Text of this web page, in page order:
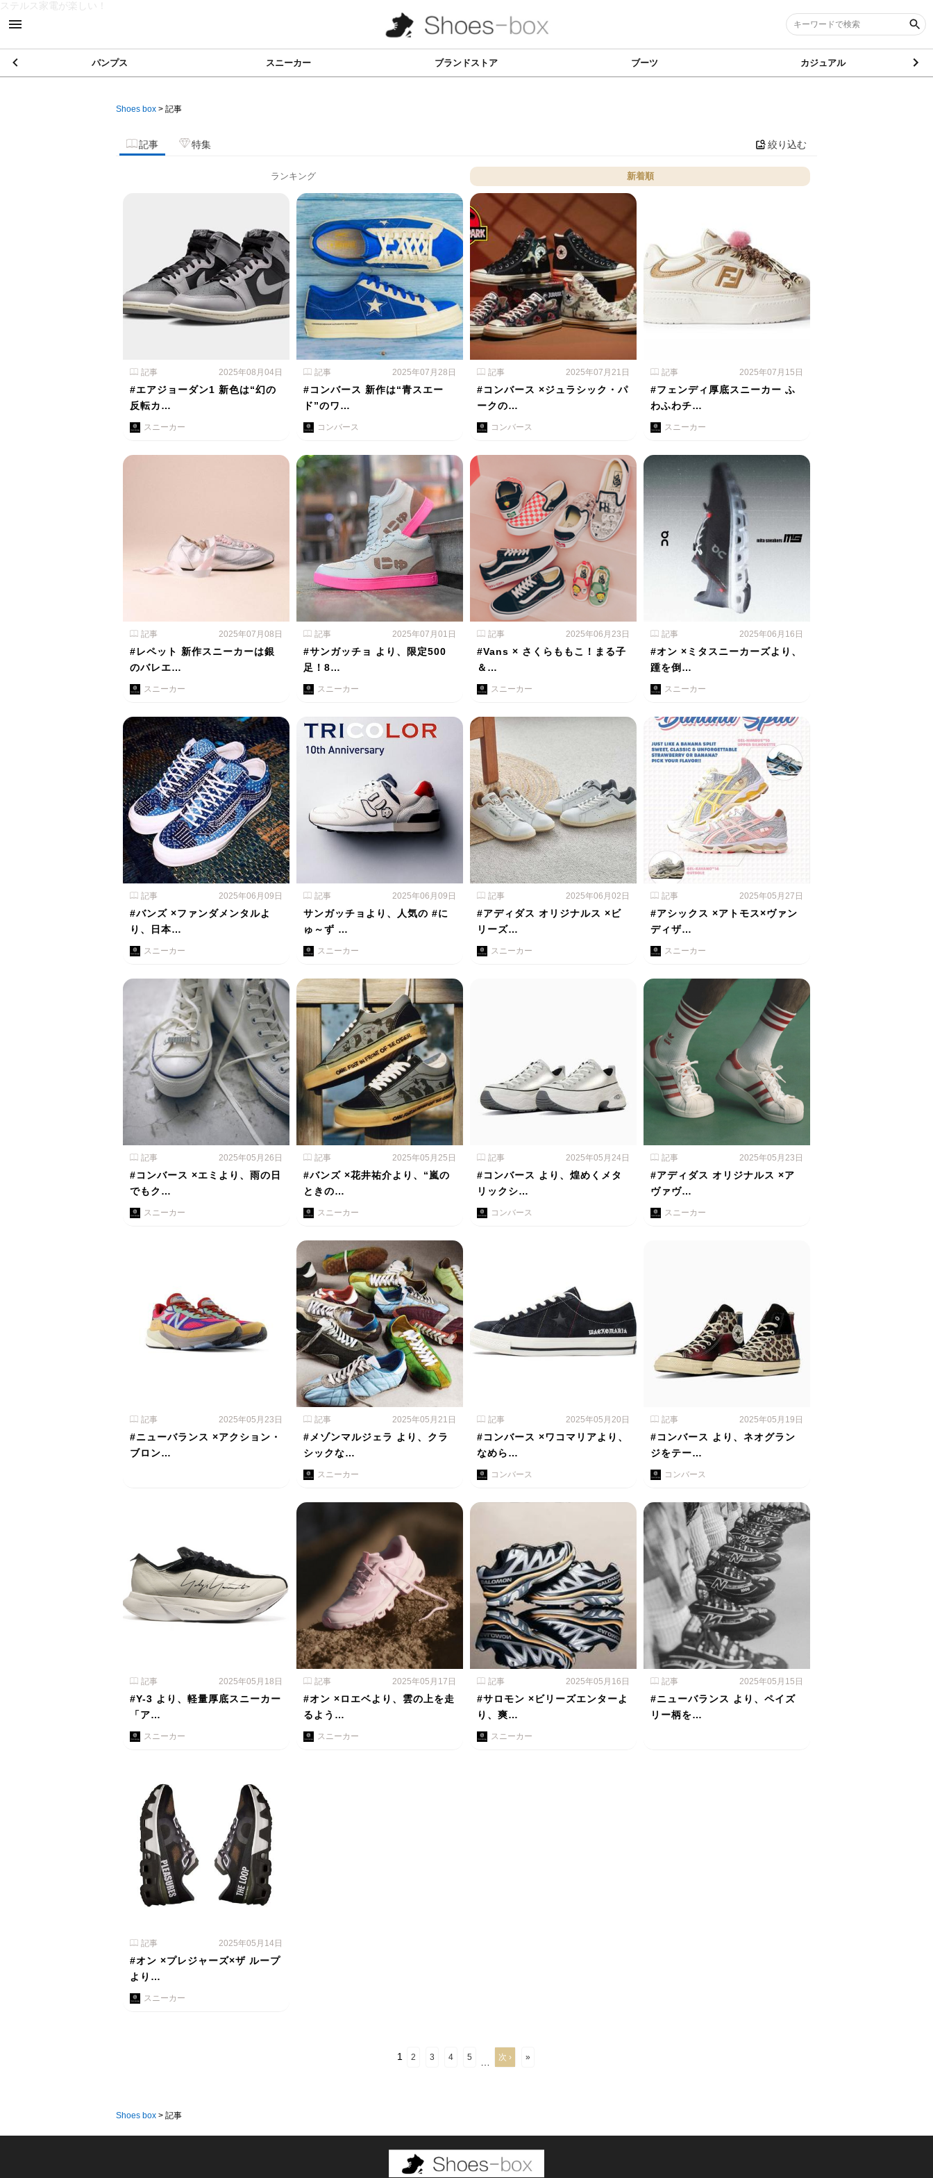
ステルス家電が楽しい！
パンプス スニーカー ブランドストア ブーツ カジュアル
Shoes box > 記事
記事 特集 絞り込む
ランキング 新着順
記事 2025年08月04日
#エアジョーダン1 新色は“幻の
反転カ…
スニーカー
記事 2025年07月28日
#コンバース 新作は“青スエー
ド”のワ…
コンバース
記事 2025年07月21日
#コンバース ×ジュラシック・パ
ークの…
コンバース
記事 2025年07月15日
#フェンディ厚底スニーカー ふ
わふわチ…
スニーカー
記事 2025年07月08日
#レペット 新作スニーカーは銀
のバレエ…
スニーカー
記事 2025年07月01日
#サンガッチョ より、限定500
足！8…
スニーカー
記事 2025年06月23日
#Vans × さくらももこ！まる子
＆…
スニーカー
記事 2025年06月16日
#オン ×ミタスニーカーズより、
踵を倒…
スニーカー
記事 2025年06月09日
#バンズ ×ファンダメンタルよ
り、日本…
スニーカー
記事 2025年06月09日
サンガッチョより、人気の #に
ゅ～ず …
スニーカー
記事 2025年06月02日
#アディダス オリジナルス ×ビ
リーズ…
スニーカー
記事 2025年05月27日
#アシックス ×アトモス×ヴァン
ディザ…
スニーカー
記事 2025年05月26日
#コンバース ×エミより、雨の日
でもク…
スニーカー
記事 2025年05月25日
#バンズ ×花井祐介より、“嵐の
ときの…
スニーカー
記事 2025年05月24日
#コンバース より、煌めくメタ
リックシ…
コンバース
記事 2025年05月23日
#アディダス オリジナルス ×ア
ヴァヴ…
スニーカー
記事 2025年05月23日
#ニューバランス ×アクション・
ブロン…
記事 2025年05月21日
#メゾンマルジェラ より、クラ
シックな…
スニーカー
記事 2025年05月20日
#コンバース ×ワコマリアより、
なめら…
コンバース
記事 2025年05月19日
#コンバース より、ネオグラン
ジをテー…
コンバース
記事 2025年05月18日
#Y-3 より、軽量厚底スニーカー
「ア…
スニーカー
記事 2025年05月17日
#オン ×ロエベより、雲の上を走
るよう…
スニーカー
記事 2025年05月16日
#サロモン ×ビリーズエンターよ
り、爽…
スニーカー
記事 2025年05月15日
#ニューバランス より、ペイズ
リー柄を…
記事 2025年05月14日
#オン ×プレジャーズ×ザ ループ
より…
スニーカー
1 2 3 4 5 次 › »
Shoes box > 記事